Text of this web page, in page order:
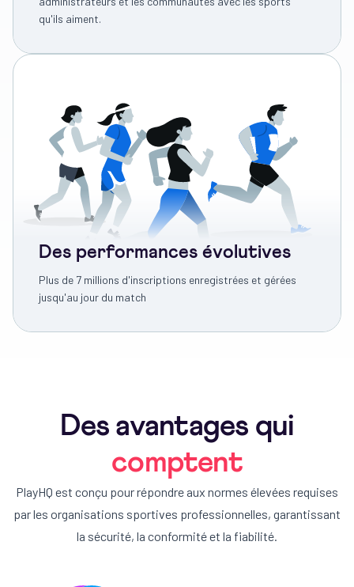
qu'ils aiment.
Des performances évolutives
Plus de 7 millions d'inscriptions enregistrées et gérées
jusqu'au jour du match
Des avantages qui
comptent
PlayHQ est conçu pour répondre aux normes élevées requises
par les organisations sportives professionnelles, garantissant
la sécurité, la conformité et la fiabilité.